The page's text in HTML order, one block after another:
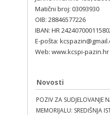
Matični broj: 03093930
OIB: 28846577226
IBAN: HR
E-pošta:
Web: www.kcspi-pazin.hr
Novosti
POZIV ZA SUDJELOVANJE
MEMORIJALU: SREDIŠNJA